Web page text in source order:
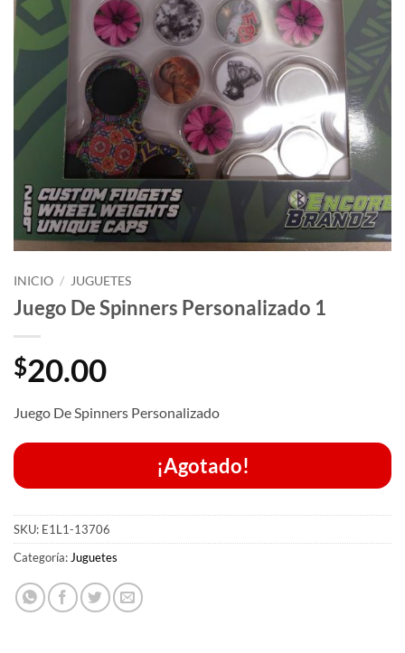
INICIO / JUGUETES
Juego De Spinners Personalizado 1
$20.00
Juego De Spinners Personalizado
¡Agotado!
SKU: E1L1-13706
Categoría:Juguetes